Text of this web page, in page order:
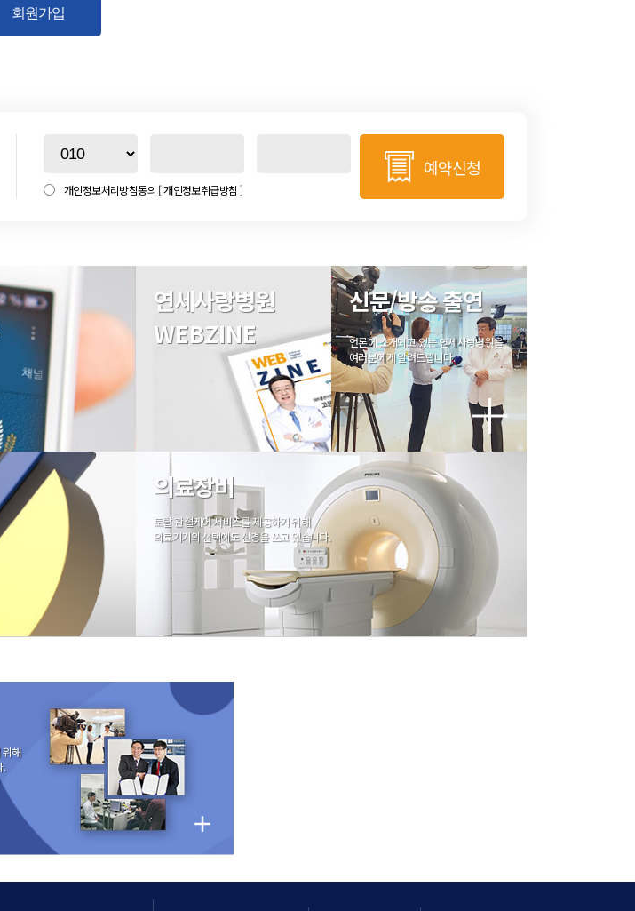
에 따릅니다.
적 안전 조치를 강구하고 관리에 만전을 기함으로써 이용자의 정보보안에 최선을 다합니다.
습니다.
다.
우에는 바로 연세사랑병원에 통보하고 강남 연세사랑병원의 안내가 있는 경우에는 그에 따라야
원에 귀속합니다.
제, 송신, 출판, 배포, 방송 기타 방법에 의하여 영리목적으로 이용하거나 제3자에게 이용하게
하여 필요한 모든 노력을 하여야 합니다.
처리합니다. 다만, 신속한 처리가 곤란한 경우에는 이용자에게 그 사유와 처리일정을 즉시 통보
세사랑병원 주소지 관할 법원으로 합니다.
서비스의 이용조건 및 절차에 관한 사항과 기타 필요한 사항을 정함을 목적으로 합니다.
비스를 받는 회원 및 비회원을 말합니다.
지의 정보를 지속적으로 제공받으며, 홈페이지가 제공하는 서비스를 계속적으로 이용할 수
를 이용하는 자를 말합니다.
변경된 경우에는 지체없이 이를 공시합니다.
약을 해지할수 있습니다.
것으로 간주됩니다.
릅니다.
청에 대한 병원의 이용 승낙과 이용자의 이 약관에 동의한다는 의사표시로 성립됩니다.
원은 병원에서 요청하는 개인 신상정보를 제공해야 합니다.
아니합니다.
성되어 수집될 수 있습니다.
으로 회원의 동의를 받을 경우에 약속한 보유 기간 동안 개인정보를 보유합니다.
요성
할 필요성이 있는 경우에는 해당 기간 개인정보를 보유하며 그 이후에는 개인정보를 지체 없이
하고 종이에 출력된 개인정보는 분쇄기로 분쇄하거나 소각하여 파기
그 아동의 개인정보에 대한 열람, 정정, 삭제, 처리정지를 요구할 수 있습니다.
의한 개인정보의 열람, 정정 및 삭제 절차는 제공하지 않습니다.
)에 따라 본인의 개인정보에 대한 열람을 요구할 수 있습니다.
내는 주민등록증, 여권, 운전면허증 등의 신분증명서를 제출하여 본인 여부를 확인합니다.
를 나타내는 위임장 및 명의 고객의 인감증명서와 대리인의 신분증명서 등의 증표를 제시 받아 진
정보의 열람이 가능합니다.
·삭제)에 따라 정정·삭제를 요구할 수 있습니다. 다만, 다른 법령에서 그 개인정보가 수집 대상으
」를 하시면 회원정보가 삭제됩니다.
회원가입
개인정보처리방침동의 [ 개인정보취급방침 ]
예약신청
연세사랑병원
WEBZINE
신문/방송 출연
언론에 소개되고 있는 연세사랑병원을
여러분에게 알려드립니다.
의료장비
토탈 관절케어 서비스를 제공하기 위해
의료기기의 선택에도 신경을 쓰고 있습니다.
위해
.
add